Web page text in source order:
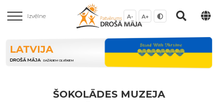
Izvēlne A- A+
LATVIJA
DROŠĀ MĀJA DAŽĀDIEM CILVĒKIEM
ŠOKOLĀDES MUZEJA